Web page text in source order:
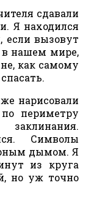
сдавали
Я находился
если вызовут
в нашем мире,
как самому
нарисовали
периметру
Символы
дымом. Я
из круга
но уж точно